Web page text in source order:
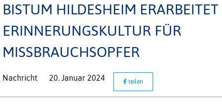
BISTUM HILDESHEIM ERARBEITET
ERINNERUNGSKULTUR FÜR
MISSBRAUCHSOPFER
Nachricht 20. Januar 2024 teilen